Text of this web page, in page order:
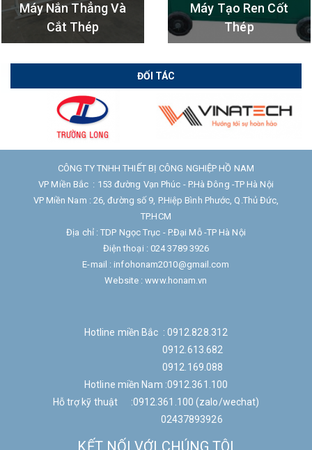
Máy Nắn Thẳng Và
Cắt Thép
Máy Tạo Ren Cốt
Thép
ĐỐI TÁC
CÔNG TY TNHH THIẾT BỊ CÔNG NGHIỆP HỒ NAM
VP Miền Bắc : 153 đường Vạn Phúc - P.Hà Đông -TP Hà Nội
VP Miền Nam : 26, đường số 9, P.Hiệp Bình Phước, Q.Thủ Đức,
TP.HCM
Địa chỉ : TDP Ngọc Trục - P.Đại Mỗ -TP Hà Nội
Điện thoại : 024 3789 3926
E-mail : infohonam2010@gmail.com
Website : www.honam.vn
Hotline miền Bắc : 0912.828.312
0912.613.682
0912.169.088
Hotline miền Nam :0912.361.100
Hỗ trợ kỹ thuật :0912.361.100 (zalo/wechat)
02437893926
KẾT NỐI VỚI CHÚNG TÔI